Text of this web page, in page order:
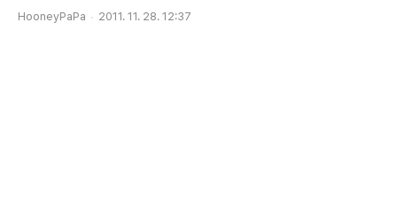
HooneyPaPa 2011. 11. 28. 12:37